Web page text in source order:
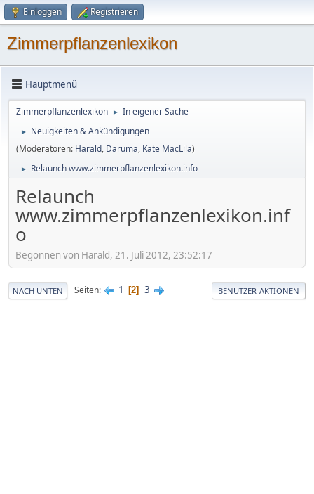
Einloggen Registrieren
Zimmerpflanzenlexikon
Hauptmenü
Zimmerpflanzenlexikon ► In eigener Sache
►
Neuigkeiten & Ankündigungen
(Moderatoren: Harald, Daruma, Kate MacLila)
► Relaunch www.zimmerpflanzenlexikon.info
Relaunch
www.zimmerpflanzenlexikon.inf
o
Begonnen von Harald, 21. Juli 2012, 23:52:17
NACH UNTEN Seiten 1 2 3 BENUTZER-AKTIONEN